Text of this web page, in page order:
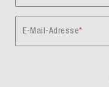
E-Mail-Adresse